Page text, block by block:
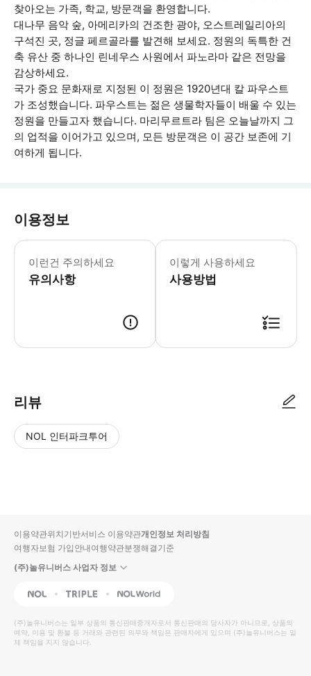
찾아오는 가족, 학교, 방문객을 환영합니다.
대나무 음악 숲, 아메리카의 건조한 광야, 오스트레일리아의
구석진 곳, 정글 페르골라를 발견해 보세요. 정원의 독특한 건
축 유산 중 하나인 린네우스 사원에서 파노라마 같은 전망을
감상하세요.
국가 중요 문화재로 지정된 이 정원은 1920년대 칼 파우스트
가 조성했습니다. 파우스트는 젊은 생물학자들이 배울 수 있는
정원을 만들고자 했습니다. 마리무르트라 팀은 오늘날까지 그
의 업적을 이어가고 있으며, 모든 방문객은 이 공간 보존에 기
여하게 됩니다.
이용정보
이런건 주의하세요
유의사항
만 4세 미만 어린이는 무료 입장
이렇게 사용하세요
사용방법
리뷰
NOL 인터파크투어
입니
다.
높
은
순
동
영
상
순
상
이용약관위치기반서비스 이용약관개인정보 처리방침
여행자보험 가입안내여행약관분쟁해결기준
(주)놀유니버스 사업자 정보
NOL Triple Interpark Global
(주)놀유니버스는 일부 상품의 통신판매중개자로서 통신판매의 당사자가 아니므로, 상품의
예약, 이용 및 환불 등 거래와 관련된 의무와 책임은 판매자에게 있으며 (주)놀유니버스는 일
체 책임을 지지 않습니다.